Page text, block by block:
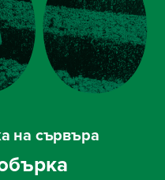
на сървъра